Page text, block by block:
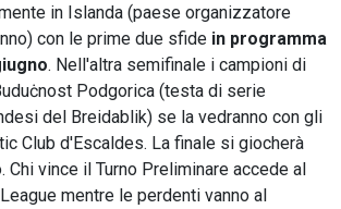
in Islanda (paese organizzatore
con le prime due sfide in programma
. Nell'altra semifinale i campioni di
Podgorica (testa di serie
del Breidablik) se la vedranno con gli
Club d'Escaldes. La finale si giocherà
Chi vince il Turno Preliminare accede al
mentre le perdenti vanno al